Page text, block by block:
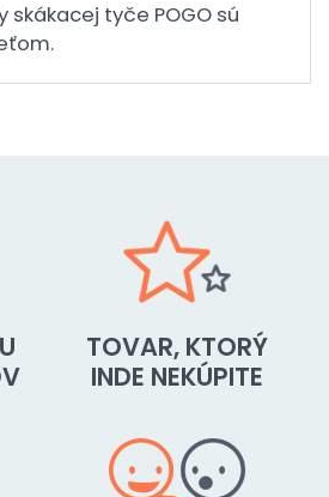
skákacej tyče POGO sú
TOVAR, KTORÝ
INDE NEKÚPITE